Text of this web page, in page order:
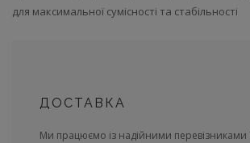
для максимальної сумісності та стабільності
ДОСТАВКА
Ми працюємо із надійними перевізниками